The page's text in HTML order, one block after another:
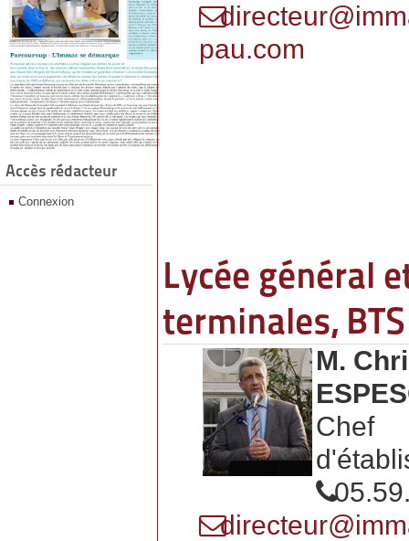
Accès rédacteur
Connexion
pau.com
Lycée général
terminales,
M.
Chef